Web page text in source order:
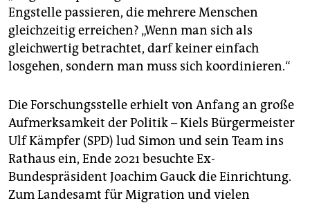
Engstelle passieren, die mehrere Menschen
gleichzeitig erreichen? „Wenn man sich als
gleichwertig betrachtet, darf keiner einfach
losgehen, sondern man muss sich koordinieren.“
Die Forschungsstelle erhielt von Anfang an große
Aufmerksamkeit der Politik – Kiels Bürgermeister
Ulf Kämpfer (SPD) lud Simon und sein Team ins
Rathaus ein, Ende 2021 besuchte Ex-
Bundespräsident Joachim Gauck die Einrichtung.
Zum Landesamt für Migration und vielen